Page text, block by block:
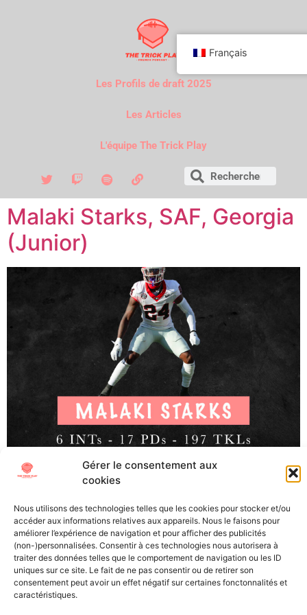
Gérer le consentement aux
cookies
Nous utilisons des technologies telles que les cookies pour stocker et/ou
accéder aux informations relatives aux appareils. Nous le faisons pour
améliorer l’expérience de navigation et pour afficher des publicités
(non-)personnalisées. Consentir à ces technologies nous autorisera à
traiter des données telles que le comportement de navigation ou les ID
uniques sur ce site. Le fait de ne pas consentir ou de retirer son
consentement peut avoir un effet négatif sur certaines fonctonnalités et
caractéristiques.
Les Profils de draft 2025
Les Articles
L'équipe The Trick Play
Malaki Starks, SAF, Georgia
(Junior)
Malaki Starks, SAF, Georgia (Junior) La Draft NFL 2025
approche à grand pas et malgré une cuvée qui de prime
abord semblait manquer de talent, l’équipe de The Trick
Play s’est à nouveau plongé dans les tapes afin de
pouvoir vous proposer les scouting reports des joueurs
qui porteront bientôt le maillot de vos Franchises […]
Français